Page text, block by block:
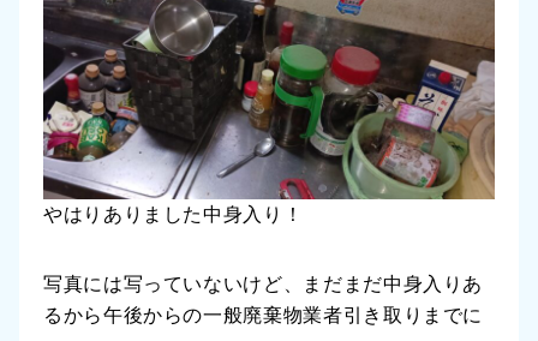
やはりありました中身入り！
写真には写っていないけど、まだまだ中身入りあ
るから午後からの一般廃棄物業者引き取りまでに